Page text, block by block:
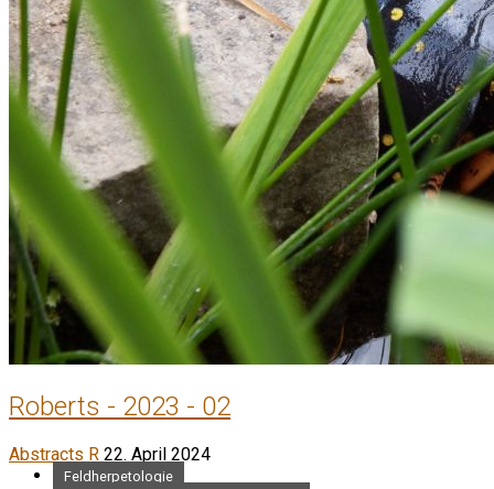
Roberts - 2023 - 02
Abstracts R 22. April 2024
Feldherpetologie